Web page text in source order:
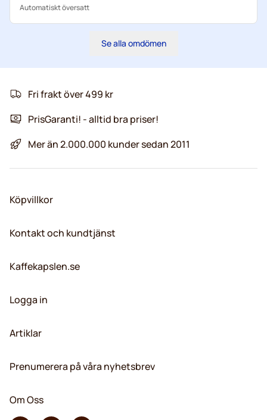
Automatiskt översatt
Se alla omdömen
Fri frakt över 499 kr
PrisGaranti! - alltid bra priser!
Mer än 2.000.000 kunder sedan 2011
Köpvillkor
Kontakt och kundtjänst
Kaffekapslen.se
Logga in
Artiklar
Prenumerera på våra nyhetsbrev
Om Oss